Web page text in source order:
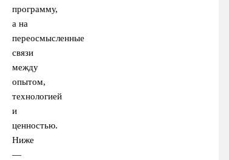
программу,
а на
переосмысленные
связи
между
опытом,
технологией
и
ценностью.
Ниже
—